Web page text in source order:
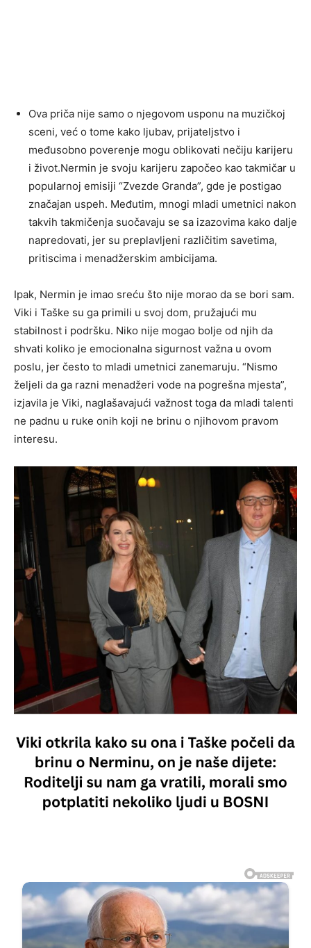
Ova priča nije samo o njegovom usponu na muzičkoj
sceni, već o tome kako ljubav, prijateljstvo i
međusobno poverenje mogu oblikovati nečiju karijeru
i život.Nermin je svoju karijeru započeo kao takmičar u
popularnoj emisiji “Zvezde Granda”, gde je postigao
značajan uspeh. Međutim, mnogi mladi umetnici nakon
takvih takmičenja suočavaju se sa izazovima kako dalje
napredovati, jer su preplavljeni različitim savetima,
pritiscima i menadžerskim ambicijama.
Ipak, Nermin je imao sreću što nije morao da se bori sam.
Viki i Taške su ga primili u svoj dom, pružajući mu
stabilnost i podršku. Niko nije mogao bolje od njih da
shvati koliko je emocionalna sigurnost važna u ovom
poslu, jer često to mladi umetnici zanemaruju. “Nismo
željeli da ga razni menadžeri vode na pogrešna mjesta”,
izjavila je Viki, naglašavajući važnost toga da mladi talenti
ne padnu u ruke onih koji ne brinu o njihovom pravom
interesu.